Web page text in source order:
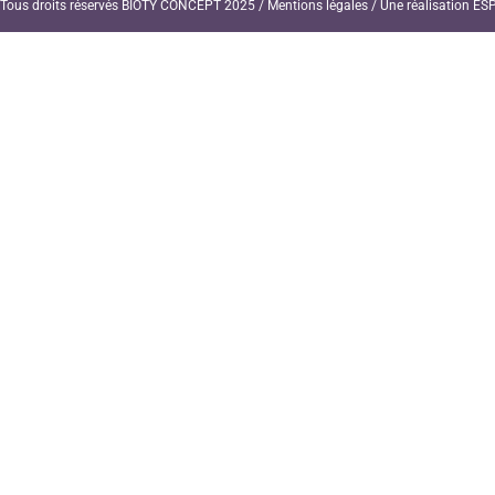
Tous droits réservés BIOTY CONCEPT 2025 / Mentions légales / Une réalisation